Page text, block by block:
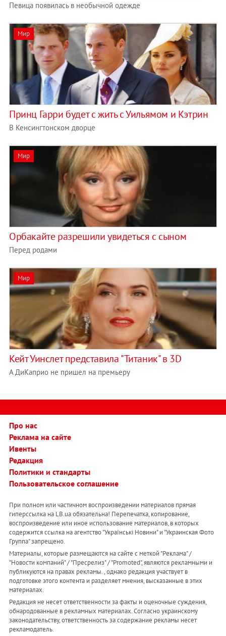
Певица появилась в необычной одежде
Мир
Принц Гарри будет с жить с Уильямом и Кэтрин
В Кенсингтонском дворце
Мир
Орбакайте разрешили увидеться с сыном
Перед родами
Мир
Кейт Уинслет представила "Титаник" в 3D
А ДиКаприо не пришел на премьеру
Про нас
Реклама на сайте
Ивенты
Редакция
Политики и стандарты
Пользовательское соглашение
При полном или частичном воспроизведении материалов прямая
гиперссылка на LB.ua обязательна! Перепечатка, копирование,
воспроизведение или иное использование материалов, в которых
содержится ссылка на агентство "Українськi Новини" и "Украинская Фото
Группа" запрещено.
Материалы, которые размещаются на сайте с меткой "Реклама" /
"Новости компаний" / "Пресрелиз" / "Promoted", являются рекламными и
публикуются на правах рекламы. , однако редакция участвует в
подготовке этого контента и разделяет мнения, высказанные в этих
материалах.
Редакция не несет ответственности за факты и оценочные суждения,
обнародованные в рекламных материалах. Согласно украинскому
законодательству, ответственность за содержание рекламы несет
рекламодатель.